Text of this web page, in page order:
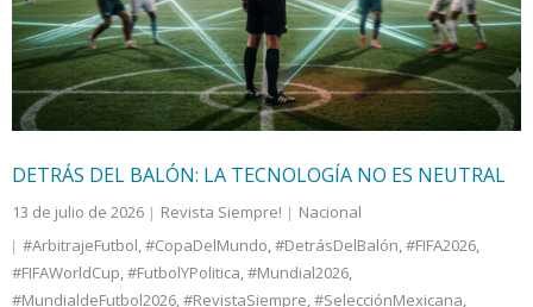
DETRÁS DEL BALÓN: LA TECNOLOGÍA NO ES NEUTRAL
13 de julio de 2026 Revista Siempre!
Nacional
#ArbitrajeFutbol,#CopaDelMundo,#DetrásDelBalón,#FIFA2026,
#FIFAWorldCup,#FutbolYPolitica,#Mundial2026,
#MundialdeFutbol2026,#RevistaSiempre,#SelecciónMexicana,